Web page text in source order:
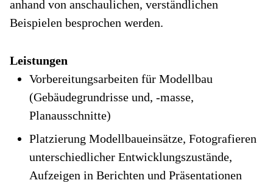
anhand von anschaulichen, verständlichen
Beispielen besprochen werden.
Leistungen
Vorbereitungsarbeiten für Modellbau
(Gebäudegrundrisse und, -masse,
Planausschnitte)
Platzierung Modellbaueinsätze, Fotografieren
unterschiedlicher Entwicklungszustände,
Aufzeigen in Berichten und Präsentationen